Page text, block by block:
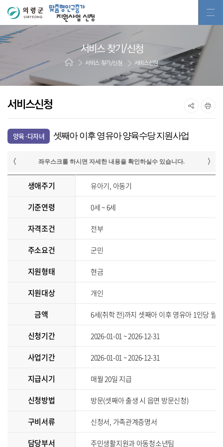
맞춤형인구증가
지원사업 신청
서비스 찾기/신청
서비스 찾기/신청 서비스신청
서비스신청
양육·다자녀 셋째아 이후 영유아 양육수당 지원사업
생애주기 유아기, 아동기
기준연령 0세 ~ 6세
자격조건 전부
주소요건 군민
지원형태 현금
지원대상 개인
금액 6세(취학 전)까지 셋째아 이후 영유아 1인당 월
신청기간 2026-01-01 ~ 2026-12-31
사업기간 2026-01-01 ~ 2026-12-31
지급시기 매월 20일 지급
신청방법 방문(셋째아 출생 시 읍면 방문신청)
구비서류 신청서, 가족관계증명서
담당부서 주민생활지원과 아동청소년팀